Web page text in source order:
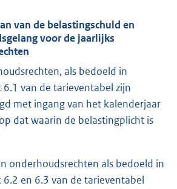
van de belastingschuld en
voor de jaarlijks
als bedoeld in
van de tarieventabel zijn
met ingang van het kalenderjaar
dat waarin de belastingplicht is
onderhoudsrechten als bedoeld in
en 6.3 van de tarieventabel